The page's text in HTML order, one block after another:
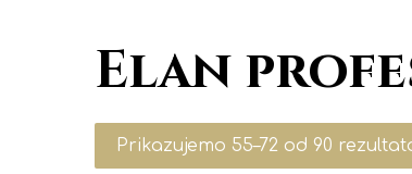
Elan
Prikazujemo 55–72 od 90